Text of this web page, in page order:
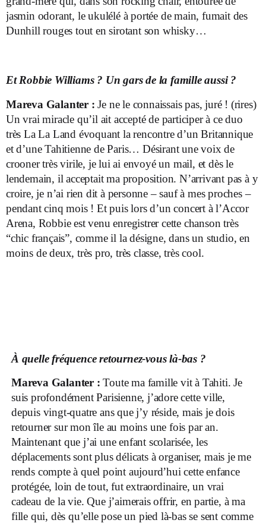
jasmin odorant, le ukulélé à portée de main, fumait des
Dunhill rouges tout en sirotant son whisky…
Et Robbie Williams ? Un gars de la famille aussi ?
Mareva Galanter : Je ne le connaissais pas, juré ! (rires)
Un vrai miracle qu’il ait accepté de participer à ce duo
très La La Land évoquant la rencontre d’un Britannique
et d’une Tahitienne de Paris… Désirant une voix de
crooner très virile, je lui ai envoyé un mail, et dès le
lendemain, il acceptait ma proposition. N’arrivant pas à y
croire, je n’ai rien dit à personne – sauf à mes proches –
pendant cinq mois ! Et puis lors d’un concert à l’Accor
Arena, Robbie est venu enregistrer cette chanson très
“chic français”, comme il la désigne, dans un studio, en
moins de deux, très pro, très classe, très cool.
À quelle fréquence retournez-vous là-bas ?
Mareva Galanter : Toute ma famille vit à Tahiti. Je
suis profondément Parisienne, j’adore cette ville,
depuis vingt-quatre ans que j’y réside, mais je dois
retourner sur mon île au moins une fois par an.
Maintenant que j’ai une enfant scolarisée, les
déplacements sont plus délicats à organiser, mais je me
rends compte à quel point aujourd’hui cette enfance
protégée, loin de tout, fut extraordinaire, un vrai
cadeau de la vie. Que j’aimerais offrir, en partie, à ma
fille qui, dès qu’elle pose un pied là-bas se sent comme